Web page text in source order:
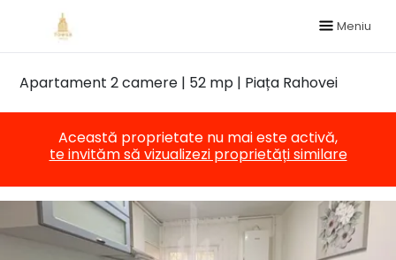
Meniu
Apartament 2 camere | 52 mp | Piața Rahovei
Această proprietate nu mai este activă,
te invităm să vizualizezi proprietăți similare